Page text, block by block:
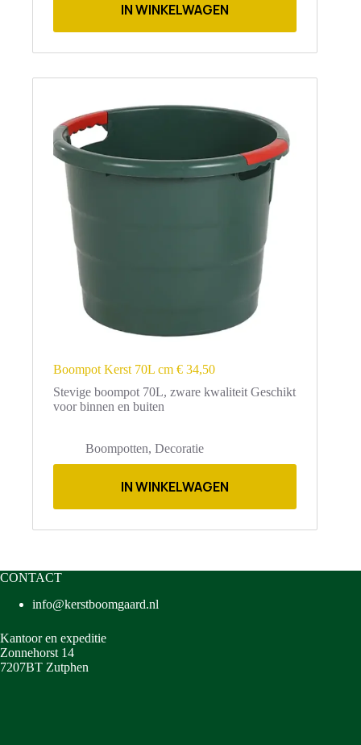
IN WINKELWAGEN
Boompot Kerst 70L cm € 34,50
Stevige boompot 70L, zware kwaliteit Geschikt
voor binnen en buiten
Boompotten, Decoratie
IN WINKELWAGEN
CONTACT
info@kerstboomgaard.nl
Kantoor en expeditie
Zonnehorst 14
7207BT Zutphen